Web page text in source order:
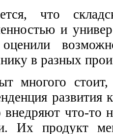
что
и
в разных
многого
развития
что-то
Их продукт